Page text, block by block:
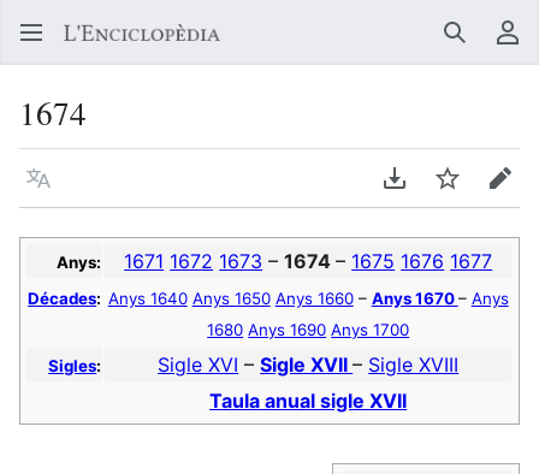
Buscar
1674
Llegir en un atre idioma Descarregar en
Vigilar
Anys: 1671 1672 1673 –1674– 1675 1676 1677
Décades: Anys 1640 Anys 1650 Anys 1660– Anys 1670– Anys
1680 Anys 1690 Anys 1700
Sigles: Sigle XVI –Sigle XVII– Sigle XVIII
Taula anual sigle XVII